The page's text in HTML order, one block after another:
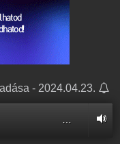
- 2024.04.23.